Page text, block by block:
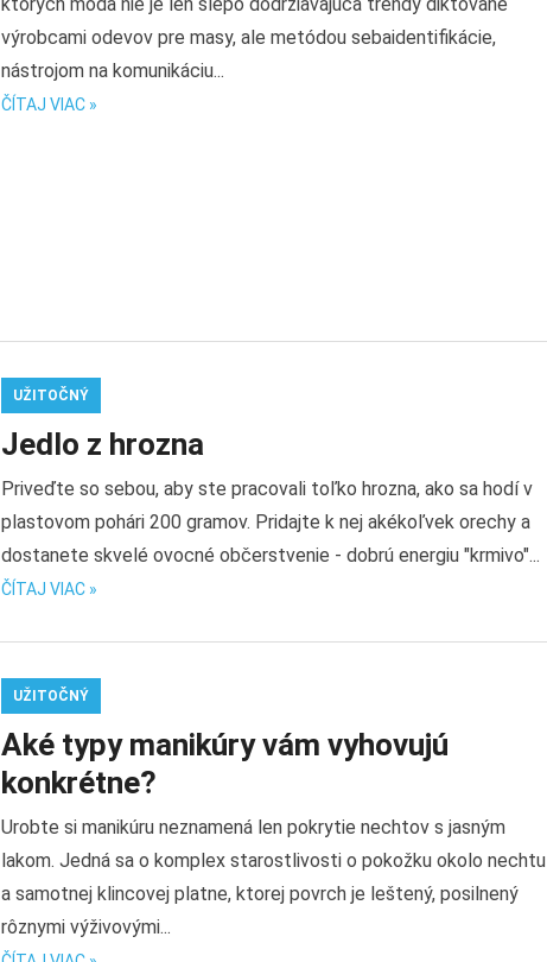
výrobcami odevov pre masy, ale metódou sebaidentifikácie,
nástrojom na komunikáciu...
ČÍTAJ VIAC »
UŽITOČNÝ
Jedlo z hrozna
Priveďte so sebou, aby ste pracovali toľko hrozna, ako sa hodí v
plastovom pohári 200 gramov. Pridajte k nej akékoľvek orechy a
dostanete skvelé ovocné občerstvenie - dobrú energiu "krmivo"...
ČÍTAJ VIAC »
UŽITOČNÝ
Aké typy manikúry vám vyhovujú
konkrétne?
Urobte si manikúru neznamená len pokrytie nechtov s jasným
lakom. Jedná sa o komplex starostlivosti o pokožku okolo nechtu
a samotnej klincovej platne, ktorej povrch je leštený, posilnený
rôznymi výživovými...